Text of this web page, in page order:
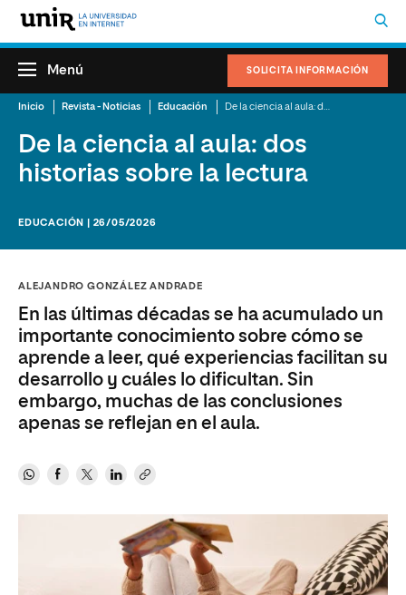
SOLICITA INFORMACIÓN
Menú
Inicio Revista - Noticias Educación
De la ciencia al aula: dos
historias sobre la lectura
EDUCACIÓN | 26/05/2026
ALEJANDRO GONZÁLEZ ANDRADE
En las últimas décadas se ha acumulado un
importante conocimiento sobre cómo se
aprende a leer, qué experiencias facilitan su
desarrollo y cuáles lo dificultan. Sin
embargo, muchas de las conclusiones
apenas se reﬂejan en el aula.